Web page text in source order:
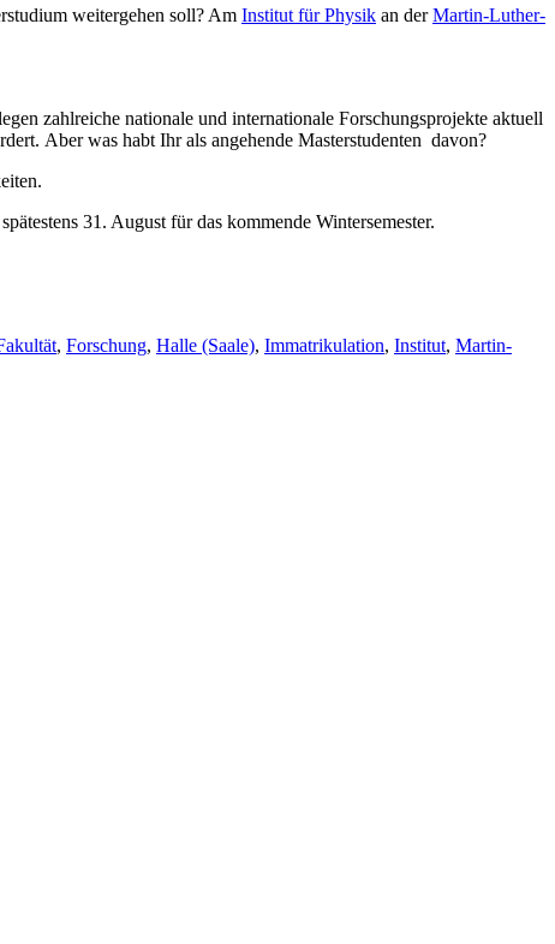
weitergehen soll? Am Institut für Physik an derMartin-Luther-
zahlreiche nationale und internationale Forschungsprojekte aktuell
Aber was habt Ihr als angehende Masterstudenten davon?
31. August für das kommende Wintersemester.
, Forschung, Halle (Saale), Immatrikulation, Institut, Martin-